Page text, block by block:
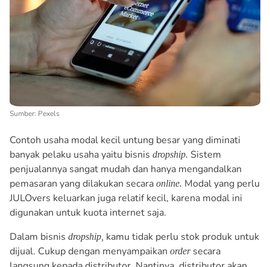
Sumber: Pexels
Contoh usaha modal kecil untung besar yang diminati
banyak pelaku usaha yaitu bisnis dropship. Sistem
penjualannya sangat mudah dan hanya mengandalkan
pemasaran yang dilakukan secara online. Modal yang perlu
JULOvers keluarkan juga relatif kecil, karena modal ini
digunakan untuk kuota internet saja.
Dalam bisnis dropship, kamu tidak perlu stok produk untuk
dijual. Cukup dengan menyampaikan order secara